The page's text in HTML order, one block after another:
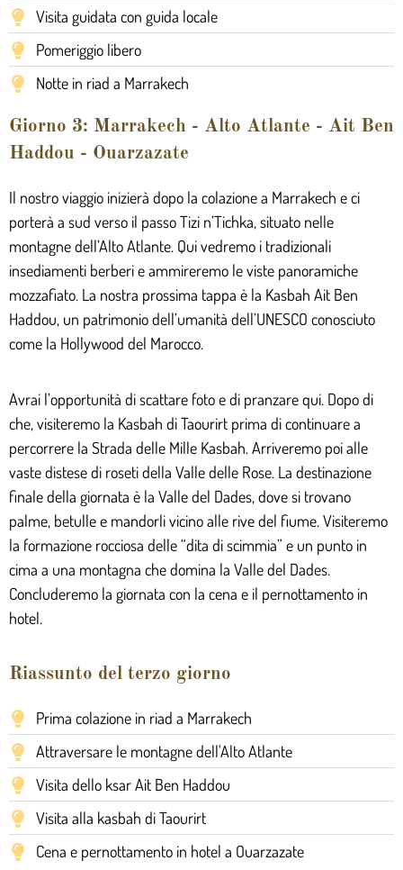
Visita guidata con guida locale
Pomeriggio libero
Notte in riad a Marrakech
Giorno 3: Marrakech - Alto Atlante - Ait Ben
Haddou - Ouarzazate
Il nostro viaggio inizierà dopo la colazione a Marrakech e ci
porterà a sud verso il passo Tizi n’Tichka, situato nelle
montagne dell’Alto Atlante. Qui vedremo i tradizionali
insediamenti berberi e ammireremo le viste panoramiche
mozzafiato. La nostra prossima tappa è la Kasbah Ait Ben
Haddou, un patrimonio dell’umanità dell’UNESCO conosciuto
come la Hollywood del Marocco.
Avrai l’opportunità di scattare foto e di pranzare qui. Dopo di
che, visiteremo la Kasbah di Taourirt prima di continuare a
percorrere la Strada delle Mille Kasbah. Arriveremo poi alle
vaste distese di roseti della Valle delle Rose. La destinazione
finale della giornata è la Valle del Dades, dove si trovano
palme, betulle e mandorli vicino alle rive del fiume. Visiteremo
la formazione rocciosa delle “dita di scimmia” e un punto in
cima a una montagna che domina la Valle del Dades.
Concluderemo la giornata con la cena e il pernottamento in
hotel.
Riassunto del terzo giorno
Prima colazione in riad a Marrakech
Attraversare le montagne dell'Alto Atlante
Visita dello ksar Ait Ben Haddou
Visita alla kasbah di Taourirt
Cena e pernottamento in hotel a Ouarzazate